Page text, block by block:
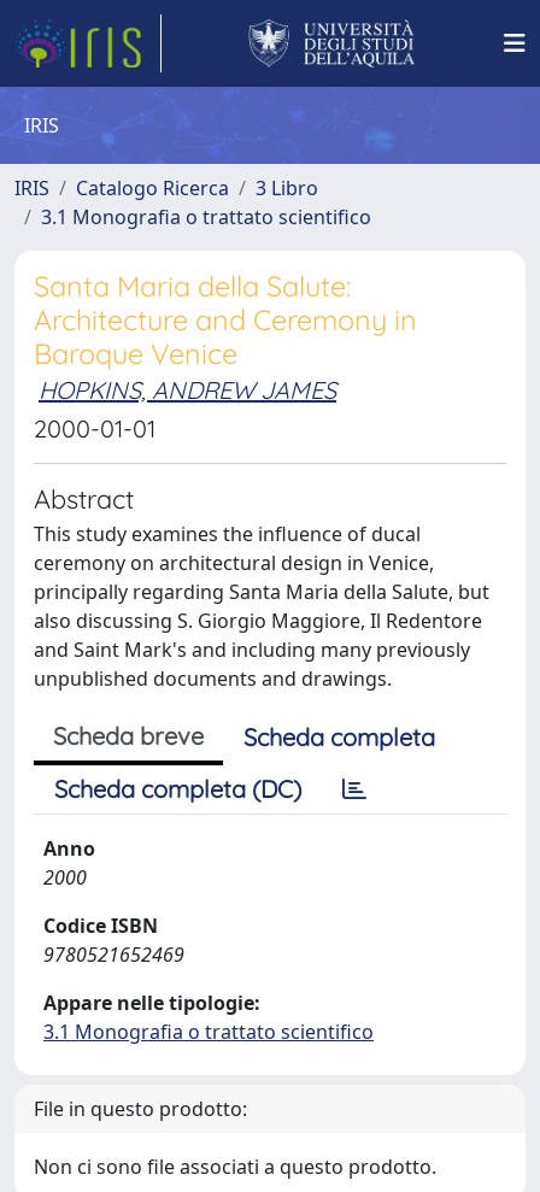
IRIS
IRIS Catalogo Ricerca
3 Libro
3.1 Monografia o trattato scientifico
Santa Maria della Salute:
Architecture and Ceremony in
Baroque Venice
HOPKINS, ANDREW JAMES
2000-01-01
Abstract
This study examines the influence of ducal
ceremony on architectural design in Venice,
principally regarding Santa Maria della Salute, but
also discussing S. Giorgio Maggiore, Il Redentore
and Saint Mark's and including many previously
unpublished documents and drawings.
Scheda breve
Scheda completa
Scheda completa (DC)
Anno
2000
Codice ISBN
9780521652469
Appare nelle tipologie:
3.1 Monografia o trattato scientifico
File in questo prodotto:
Non ci sono file associati a questo prodotto.